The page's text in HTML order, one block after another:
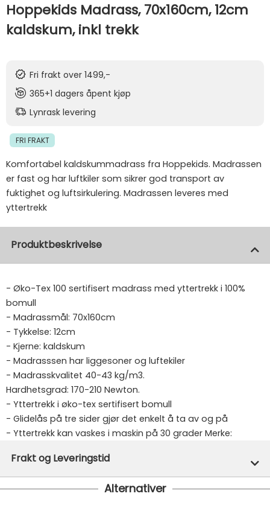
Hoppekids Madrass, 70x160cm, 12cm
kaldskum, inkl trekk
Fri frakt over 1499,-
365+1 dagers åpent kjøp
Lynrask levering
FRI FRAKT
Komfortabel kaldskummadrass fra Hoppekids. Madrassen
er fast og har luftkiler som sikrer god transport av
fuktighet og luftsirkulering. Madrassen leveres med
yttertrekk
Produktbeskrivelse
- Øko-Tex 100 sertifisert madrass med yttertrekk i 100%
bomull
- Madrassmål: 70x160cm
- Tykkelse: 12cm
- Kjerne: kaldskum
- Madrasssen har liggesoner og luftekiler
- Madrasskvalitet 40-43 kg/m3.
Hardhetsgrad: 170-210 Newton.
- Yttertrekk i øko-tex sertifisert bomull
- Glidelås på tre sider gjør det enkelt å ta av og på
- Yttertrekk kan vaskes i maskin på 30 grader Merke:
Varenummer:29060
Frakt og Leveringstid
Denne varen er ikke lager hos oss, men vil bli bestilt
Alternativer